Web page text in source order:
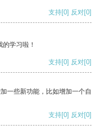
支持[0] 反对[0]
学习啦！
支持[0] 反对[0]
一些新功能，比如增加一个自
支持[0] 反对[0]